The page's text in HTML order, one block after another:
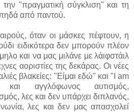
την "πραγματική σύγκλιση" και τη
από παντού.
όταν οι μάσκες πέφτουν, η
ειδικότερα δεν μπορούν πλέον
και να μας μιλάνε με λάιφστάιλ
αοριστίες της δεκάρας. Οι νέες
βλακείες: "Είμαι εδώ" και "I am
και αγγλόφωνος αυτισμός,
λες και δεν υπάρχει διπλανός,
λες και δεν μας απασχολεί